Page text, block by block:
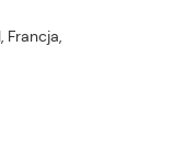
Francja,